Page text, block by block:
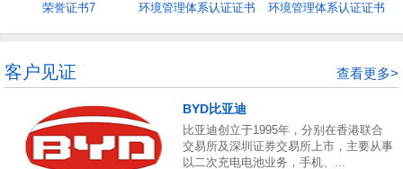
荣誉证书7
环境管理体系认证证书
环境管理体系认证证书
客户见证 查看更多>
BYD比亚迪
比亚迪创立于1995年，分别在香港联合
交易所及深圳证券交易所上市，主要从事
以二次充电电池业务，手机、...